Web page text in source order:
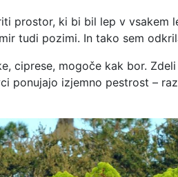
prostor, ki bi bil lep v vsakem
tudi pozimi. In tako sem
ciprese, mogoče kak bor.
ponujajo izjemno pestrost –